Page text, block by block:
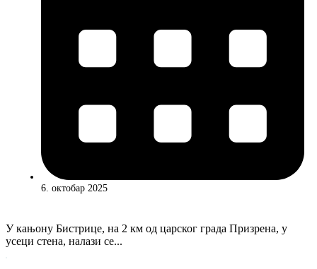
6. октобар 2025
У кањону Бистрице, на 2 км од царског града Призрена, у
усеци стена, налази се...